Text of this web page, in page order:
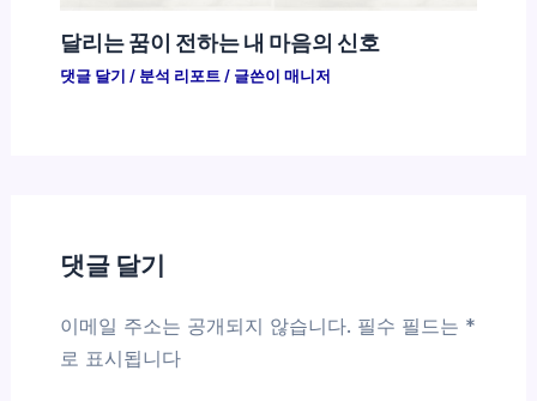
달리는 꿈이 전하는 내 마음의 신호
댓글 달기 / 분석 리포트/ 글쓴이 매니저
댓글 달기
이메일 주소는 공개되지 않습니다. 필수 필드는 *
로 표시됩니다